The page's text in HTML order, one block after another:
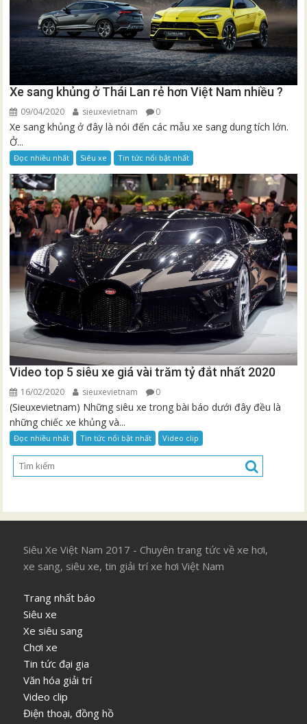
Xe sang khủng ở Thái Lan rẻ hơn Việt Nam nhiều ?
09/04/2020 sieuxevietnam 0
Xe sang khủng ở đây là nói đến các mẫu xe sang dung tích lớn.
Ở...
Đọc nhiều nhất Siêu xe Tin tức nổi bật nhất
Video top 5 siêu xe giá vài trăm tỷ đắt nhất 2020
16/02/2020 sieuxevietnam 0
(Sieuxevietnam) Những siêu xe trong bài báo dưới đây đều là
những chiếc xe khủng và...
Đọc nhiều nhất Tin tức nổi bật nhất Video clip
Siêu Xe Việt Nam 2017 - Chuyên trang tức về xe hơi,
xe sang, siêu xe, tin giải trí xe hơi Việt Nam
Trang nhất báo
Siêu xe
Xe siêu sang
Chơi xe
Tin tức đại gia
Văn hóa giải trí
Video clip
Điện thoại, đồng hồ